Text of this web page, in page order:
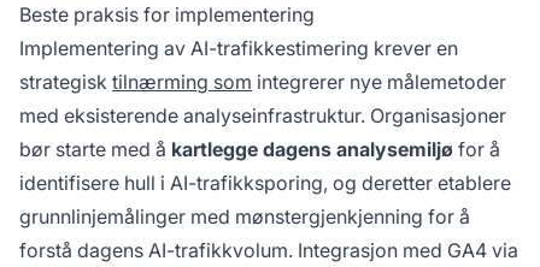
Beste praksis for implementering
Implementering av AI-trafikkestimering krever en
strategisk tilnærming som integrerer nye målemetoder
med eksisterende analyseinfrastruktur. Organisasjoner
bør starte med å kartlegge dagens analysemiljø for å
identifisere hull i AI-trafikksporing, og deretter etablere
grunnlinjemålinger med mønstergjenkjenning for å
forstå dagens AI-trafikkvolum. Integrasjon med GA4 via